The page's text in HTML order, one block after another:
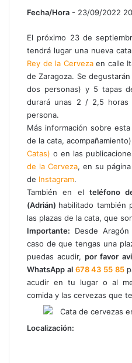
Fecha/Hora - 23/09/2022
El próximo 23 de
tendrá lugar una nueva
Rey de la Cervezaen calle
de Zaragoza. Se
dos personas) y 5 tapas
durará unas 2 / 2,5
persona.
Más información sobre
de la cata,
Catas) o en las
de la Cerveza, en su
de Instagram.
También en el teléfono
(Adrián) habilitado también
las plazas de la cata, que
Importante: Desde
caso de que tengas una
puedas acudir, por favor
WhatsApp al 678 43 55 85
acudir en tu lugar o al
comida y las cervezas que
Localización: